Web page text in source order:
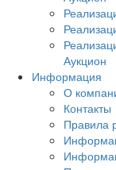
Аукцион
Информация
О
Контакты
Правила